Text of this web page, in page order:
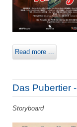
Read more ...
Das Pubertier
Storyboard